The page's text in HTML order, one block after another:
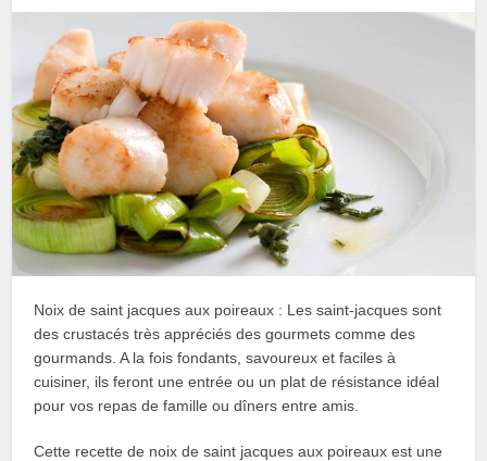
Noix de saint jacques aux poireaux : Les saint-jacques sont
des crustacés très appréciés des gourmets comme des
gourmands. A la fois fondants, savoureux et faciles à
cuisiner, ils feront une entrée ou un plat de résistance idéal
pour vos repas de famille ou dîners entre amis.
Cette recette de noix de saint jacques aux poireaux est une